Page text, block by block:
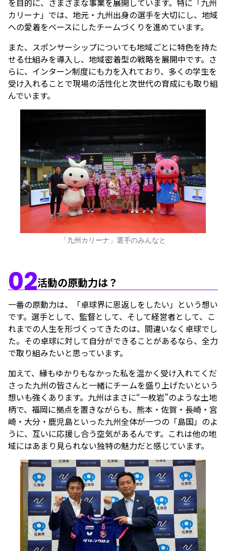
を目的に、さまざまな事業を展開しています。特に「九州
カリーナ」では、地元・九州出身の選手を大切にし、地域
への愛着をベースにしたチームづくりを進めています。
また、スポンサーシップについても地域ごとに特色を持た
せる仕組みを導入し、地域密着型の戦略を展開中です。さ
らに、インターン制度にも力を入れており、多くの学生を
受け入れることで現場の活性化と次世代の育成にも取り組
んでいます。
「九州カリーナ」選手のみんなと
02活動の原動力は？
一番の原動力は、「卓球界に恩返しをしたい」という想い
です。選手として、監督として、そして経営者として、こ
れまでの人生を形づくってきたのは、間違いなく卓球でし
た。その卓球に対して自分ができることがあるなら、全力
で取り組みたいと思っています。
加えて、縁もゆかりもなかった私を温かく受け入れてくだ
さった九州の皆さんと一緒にチームを盛り上げたいという
想いも強くあります。九州はまさに“一枚岩”のような土地
柄で、福岡に拠点を置きながらも、熊本・佐賀・長崎・宮
崎・大分・鹿児島といった九州全体が一つの「島国」のよ
うに、互いに応援し合う空気があるんです。これは他の地
域にはあまり見られない独特の魅力だと感じています。